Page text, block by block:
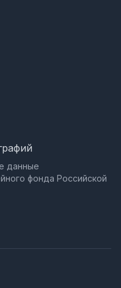
данные
фонда Российской